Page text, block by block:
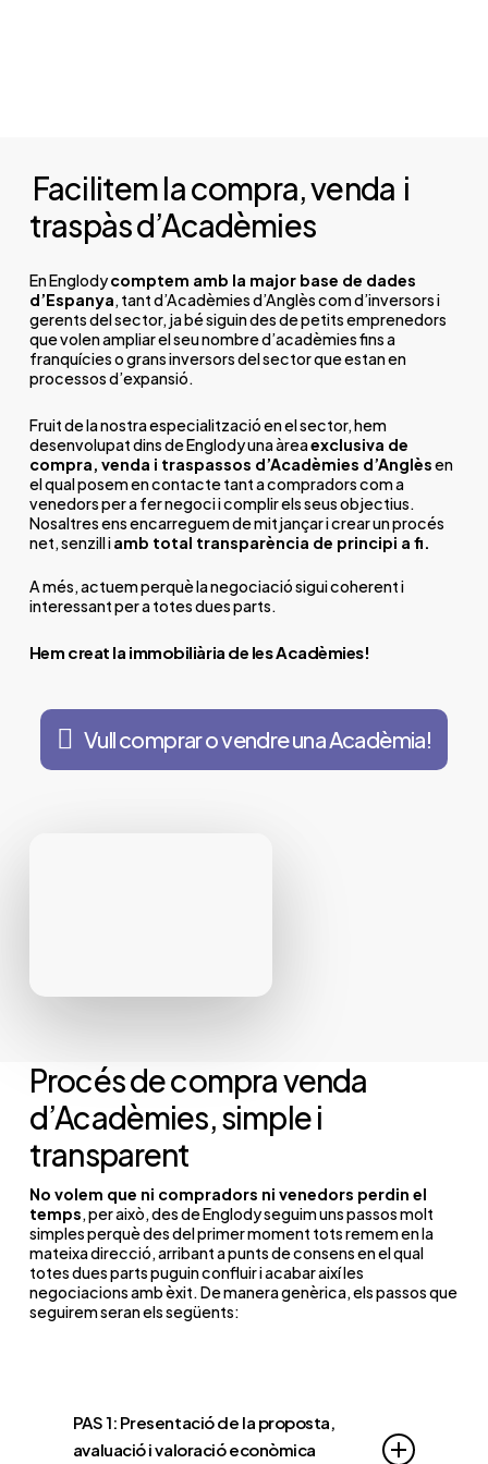
Facilitem la compra, venda i
traspàs d’Acadèmies
En Englodycomptem amb la major base de dades
d’Espanya, tant d’Acadèmies d’Anglès com d’inversors i
gerents del sector, ja bé siguin des de petits emprenedors
que volen ampliar el seu nombre d’acadèmies fins a
franquícies o grans inversors del sector que estan en
processos d’expansió.
Fruit de la nostra especialització en el sector, hem
desenvolupat dins de Englody una àreaexclusiva de
compra, venda i traspassos d’Acadèmies d’Anglèsen
el qual posem en contacte tant a compradors com a
venedors per a fer negoci i complir els seus objectius.
Nosaltres ens encarreguem de mitjançar i crear un procés
net, senzill iamb total transparència de principi a fi.
A més, actuem perquè la negociació sigui coherent i
interessant per a totes dues parts.
Hem creat la immobiliària de les Acadèmies!
VullcomprarovendreunaAcadèmia!
Procés de compra venda
d’Acadèmies, simple i
transparent
No volem que ni compradors ni venedors perdin el
temps, per això, des de Englody seguim uns passos molt
simples perquè des del primer moment tots remem en la
mateixa direcció, arribant a punts de consens en el qual
totes dues parts puguin confluir i acabar així les
negociacions amb èxit. De manera genèrica, els passos que
seguirem seran els següents:
PAS 1: Presentació de la proposta,
avaluació i valoració econòmica